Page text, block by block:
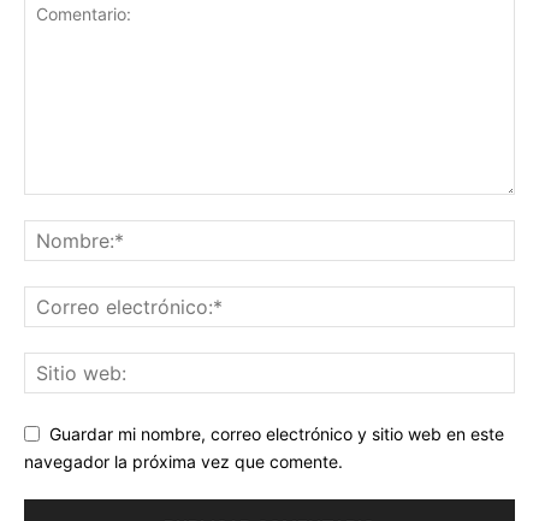
Guardar mi nombre, correo electrónico y sitio web en este
navegador la próxima vez que comente.